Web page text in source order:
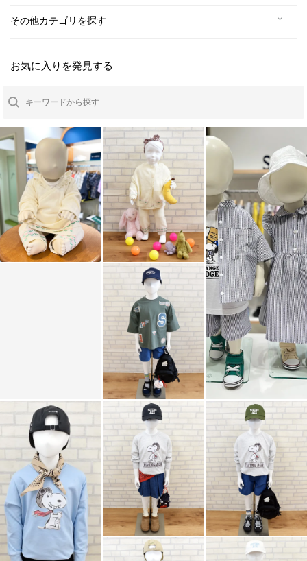
その他カテゴリを探す
お気に入りを発見する